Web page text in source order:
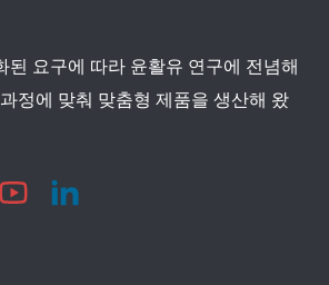
된 요구에 따라 윤활유 연구에 전념해
정에 맞춰 맞춤형 제품을 생산해 왔